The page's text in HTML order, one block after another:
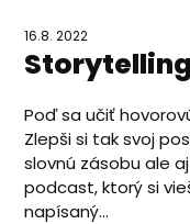
16.8. 2022
Poď sa učiť
Zlepši si tak svoj
slovnú zásobu ale
podcast, ktorý si
napísaný...